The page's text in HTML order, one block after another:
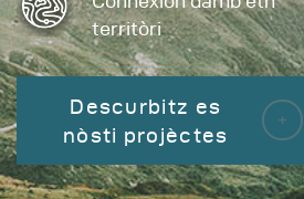
territòri
Descurbitz es
nòsti projèctes